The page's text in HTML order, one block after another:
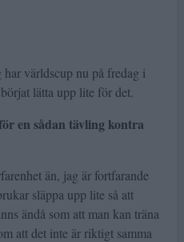
världscup nu på fredag i
lätta upp lite för det.
en sådan tävling kontra
än, jag är fortfarande
släppa upp lite så att
ändå som att man kan träna
att det inte är riktigt samma